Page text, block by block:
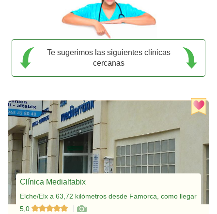
Te sugerimos las siguientes clínicas
cercanas
Clínica Medialtabix
Elche/Elx a 63,72 kilómetros desde Famorca, como llegar
5,0